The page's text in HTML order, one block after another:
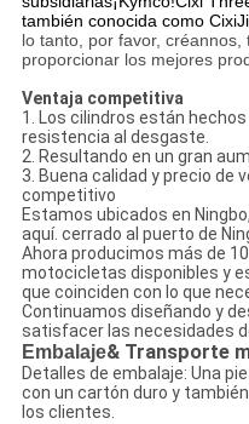
también conocida como Cixi
lo tanto, por favor,
proporcionar los mejores
Ventaja competitiva
1. Los cilindros están
resistencia al desgaste.
2. Resultando en un gran
3. Buena calidad y precio de
competitivo
Estamos ubicados en
aquí. cerrado al puerto de
Ahora producimos más de
motocicletas disponibles y
que coinciden con lo que
Continuamos diseñando y
satisfacer las necesidades
Embalaje& Transporte
Detalles de embalaje: Una
con un cartón duro y
los clientes.